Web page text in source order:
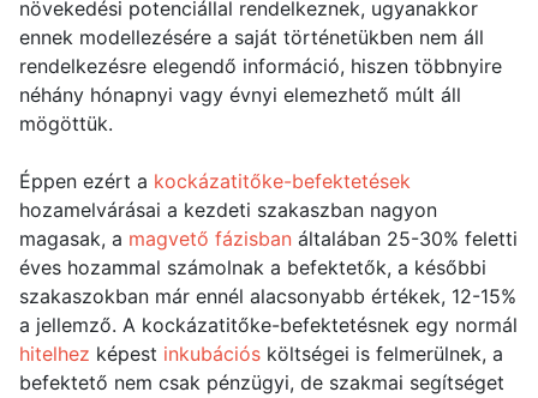
növekedési potenciállal rendelkeznek, ugyanakkor
ennek modellezésére a saját történetükben nem áll
rendelkezésre elegendő információ, hiszen többnyire
néhány hónapnyi vagy évnyi elemezhető múlt áll
mögöttük.
Éppen ezért a kockázatitőke-befektetések
hozamelvárásai a kezdeti szakaszban nagyon
magasak, a magvető fázisban általában 25-30% feletti
éves hozammal számolnak a befektetők, a későbbi
szakaszokban már ennél alacsonyabb értékek, 12-15%
a jellemző. A kockázatitőke-befektetésnek egy normál
hitelhez képest inkubációs költségei is felmerülnek, a
befektető nem csak pénzügyi, de szakmai segítséget